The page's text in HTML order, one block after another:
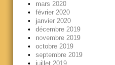
mars 2020
février 2020
janvier 2020
décembre 2019
novembre 2019
octobre 2019
septembre 2019
juillet 2019